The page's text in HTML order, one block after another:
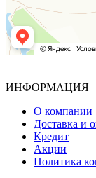
ИНФОРМАЦИЯ
О компании
Доставка и
Кредит
Акции
Политика